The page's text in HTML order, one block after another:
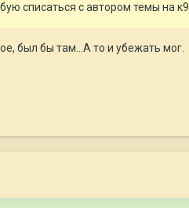
списаться с автором темы на к9
был бы там...А то и убежать мог.